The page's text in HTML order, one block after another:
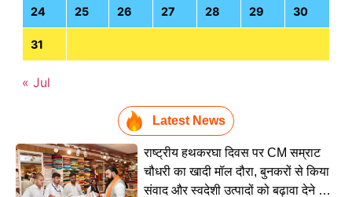
24 25 26 27 28 29 30
31
« Jul
Latest News
राष्ट्रीय हथकरघा दिवस पर CM सम्राट
चौधरी का खादी मॉल दौरा, बुनकरों से किया
संवाद और स्वदेशी उत्पादों को बढ़ावा देने की